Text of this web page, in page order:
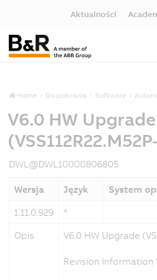
Aktualności
Home Do pobrania Software
V6.0 HW Upgrade
DWL@DWL10000806805
Wersja Język System
1.11.0.929
*
Opis
V6.0 HW Upgrade
Revision information